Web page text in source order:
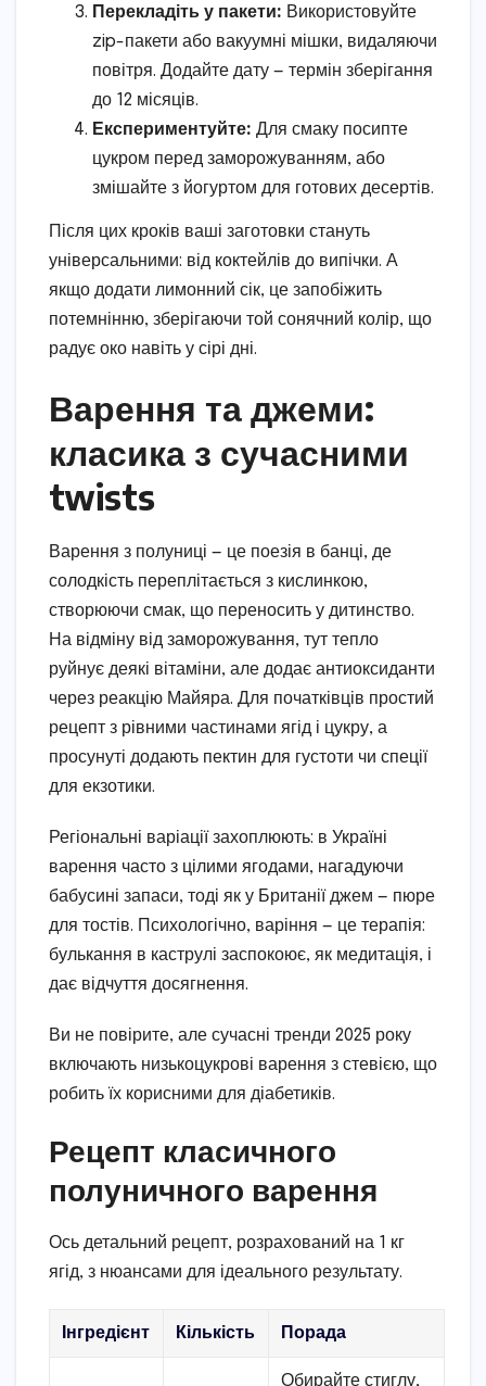
Перекладіть у пакети: Використовуйте
zip-пакети або вакуумні мішки, видаляючи
повітря. Додайте дату — термін зберігання
до 12 місяців.
Експериментуйте: Для смаку посипте
цукром перед заморожуванням, або
змішайте з йогуртом для готових десертів.
Після цих кроків ваші заготовки стануть
універсальними: від коктейлів до випічки. А
якщо додати лимонний сік, це запобіжить
потемнінню, зберігаючи той сонячний колір, що
радує око навіть у сірі дні.
Варення та джеми:
класика з сучасними
twists
Варення з полуниці — це поезія в банці, де
солодкість переплітається з кислинкою,
створюючи смак, що переносить у дитинство.
На відміну від заморожування, тут тепло
руйнує деякі вітаміни, але додає антиоксиданти
через реакцію Майяра. Для початківців простий
рецепт з рівними частинами ягід і цукру, а
просунуті додають пектин для густоти чи спеції
для екзотики.
Регіональні варіації захоплюють: в Україні
варення часто з цілими ягодами, нагадуючи
бабусині запаси, тоді як у Британії джем — пюре
для тостів. Психологічно, варіння — це терапія:
булькання в каструлі заспокоює, як медитація, і
дає відчуття досягнення.
Ви не повірите, але сучасні тренди 2025 року
включають низькоцукрові варення з стевією, що
робить їх корисними для діабетиків.
Рецепт класичного
полуничного варення
Ось детальний рецепт, розрахований на 1 кг
ягід, з нюансами для ідеального результату.
Інгредієнт Кількість Порада
Обирайте стиглу,